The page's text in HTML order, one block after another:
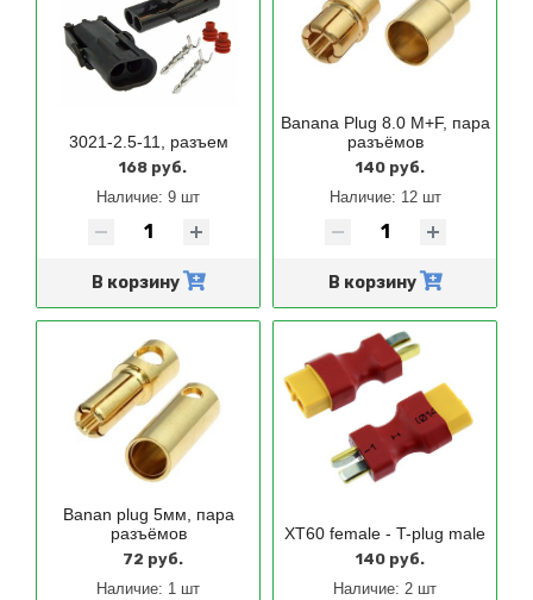
3021-2.5-11, разъем
168 руб.
Наличие: 9 шт
В корзину
Banana Plug 8.0 M+F, пара
разъёмов
140 руб.
Наличие: 12 шт
В корзину
Banan plug 5мм, пара
разъёмов
72 руб.
Наличие: 1 шт
XT60 female - T-plug male
140 руб.
Наличие: 2 шт